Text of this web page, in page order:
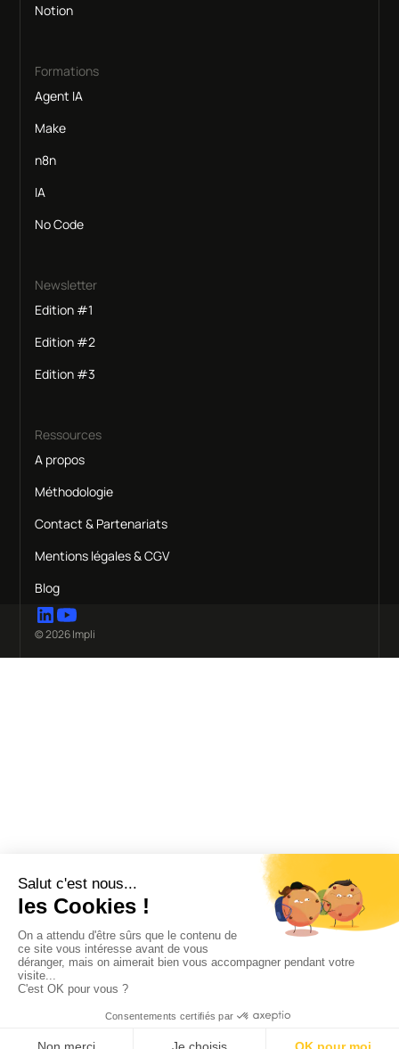
Notion
Formations
Agent IA
Make
n8n
IA
No Code
Newsletter
Edition #1
Edition #2
Edition #3
Ressources
A propos
Méthodologie
Contact & Partenariats
Mentions légales & CGV
Blog
© 2026 Impli